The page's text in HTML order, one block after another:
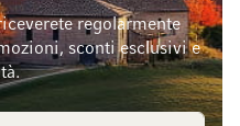
regolarmente
sconti esclusivi e